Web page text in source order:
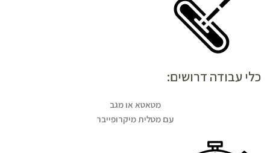
כלי עבודה דרושים:
מטאטא או מגב
עם מטלית מיקרופייבר